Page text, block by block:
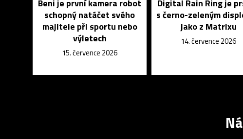
Beni je první kamera robot
schopný natáčet svého
majitele při sportu nebo
výletech
15. července 2026
Digital Rain Ring je
s černo-zeleným
jako z Matrixu
14. července 2026